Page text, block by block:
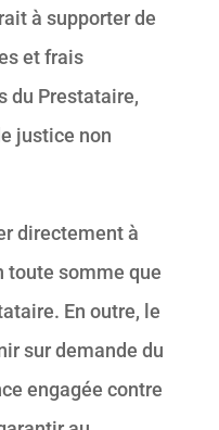
à supporter de
et frais
du Prestataire,
justice non
directement à
toute somme que
En outre, le
sur demande du
engagée contre